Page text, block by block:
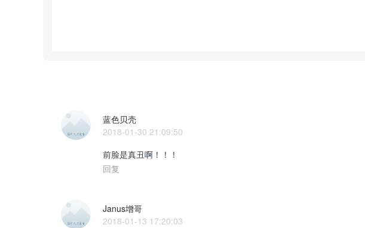
蓝色贝壳
2018-01-30 21:09:50
前脸是真丑啊！！！
回复
Janus增哥
2018-01-13 17:20:03